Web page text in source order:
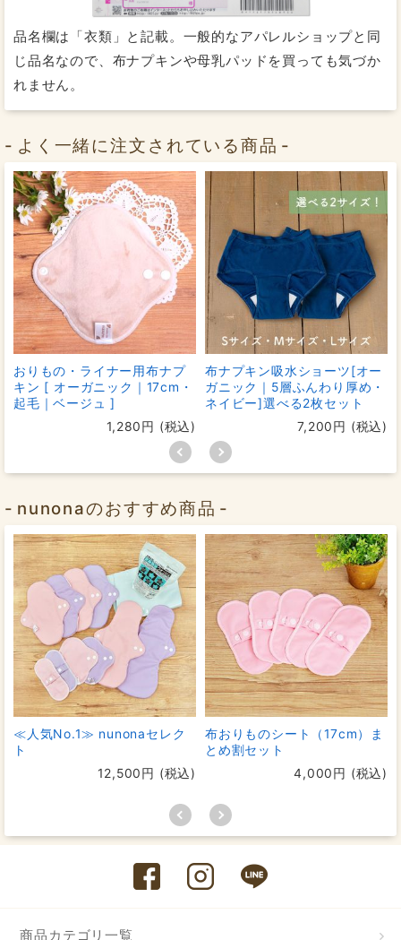
品名欄は「衣類」と記載。一般的なアパレルショップと同
じ品名なので、布ナプキンや母乳パッドを買っても気づか
れません。
よく一緒に注文されている商品
おりもの・ライナー用布ナプ
キン [ オーガニック｜17cm・
起毛｜ベージュ ]
1,280円 (税込)
布ナプキン吸水ショーツ[オー
ガニック｜5層ふんわり厚め・
ネイビー]選べる2枚セット
7,200円 (税込)
nunonaのおすすめ商品
≪人気No.1≫ nunonaセレク
ト
12,500円 (税込)
布おりものシート（17cm）ま
とめ割セット
4,000円 (税込)
商品カテゴリ一覧